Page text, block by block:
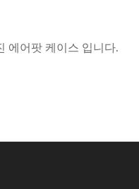
에어팟 케이스 입니다.